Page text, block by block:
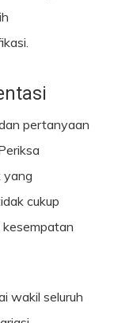
pertanyaan
yang
cukup
kesempatan
wakil seluruh